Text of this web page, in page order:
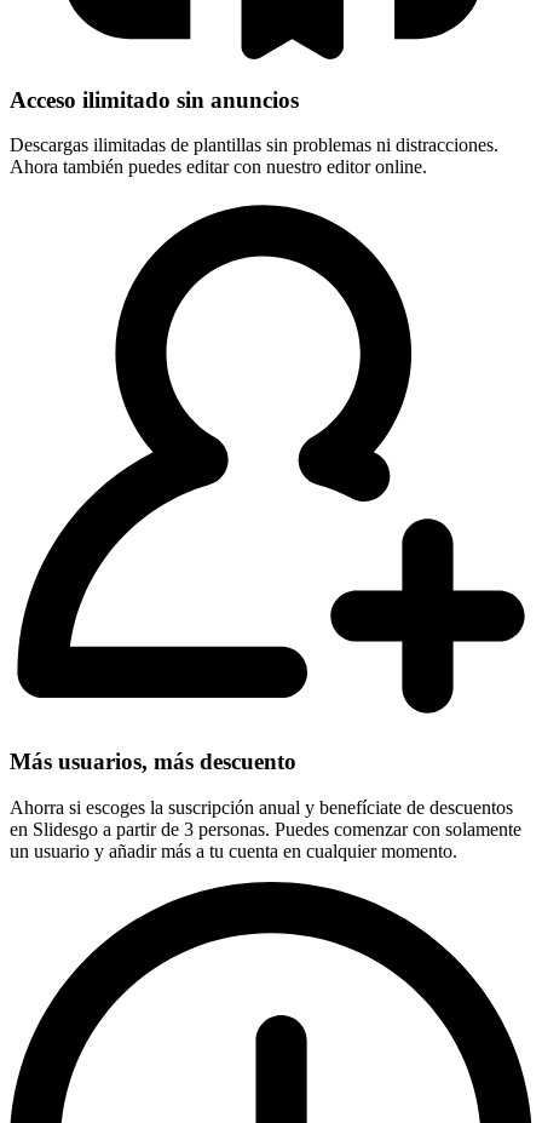
Acceso ilimitado sin anuncios
Descargas ilimitadas de plantillas sin problemas ni distracciones.
Ahora también puedes editar con nuestro editor online.
Más usuarios, más descuento
Ahorra si escoges la suscripción anual y benefíciate de descuentos
en Slidesgo a partir de 3 personas. Puedes comenzar con solamente
un usuario y añadir más a tu cuenta en cualquier momento.